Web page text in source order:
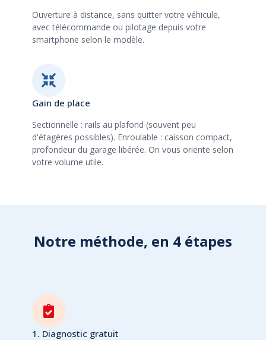
Ouverture à distance, sans quitter votre véhicule,
avec télécommande ou pilotage depuis votre
smartphone selon le modèle.
Gain de place
Sectionnelle : rails au plafond (souvent peu
d'étagères possibles). Enroulable : caisson compact,
profondeur du garage libérée. On vous oriente selon
votre volume utile.
Notre méthode, en 4 étapes
1. Diagnostic gratuit